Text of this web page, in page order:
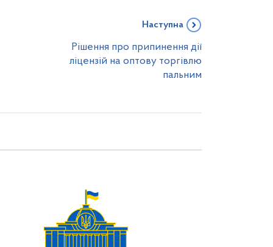
Наступна
Рішення про припинення дії
ліцензій на оптову торгівлю
пальним